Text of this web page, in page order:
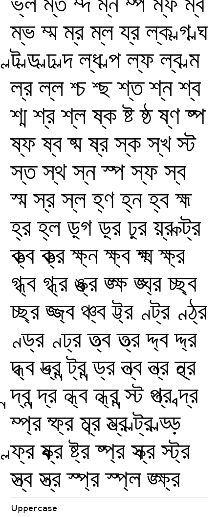
ম্ভ ম্ম ম্র ম্ল য্র ল্ক ল্গ ল্ঘ
ল্ট ল্ড ল্ঢ ল্দ ল্ধ ল্প ল্ফ ল্ব ল্ম
ল্র ল্ল শ্চ শ্ছ শ্ত শ্ন শ্ব
শ্ম শ্র শ্ল ষ্ক ষ্ট ষ্ঠ ষ্ণ ষ্প
ষ্ফ ষ্ব ষ্ম ষ্র স্ক স্খ স্ট
স্ত স্থ স্ন স্প স্ফ স্ব
স্ম স্র স্ল হ্ণ হ্ন হ্ব হ্ম
হ্র হ্ল ড়্গ ড়্র ঢ়্র য়্র ক্ট্র
ক্ত্ব ক্ত্র ক্ষ্ন ক্ষ্ব ক্ষ্ম ক্ষ্র
গ্ধ্ব গ্ধ্র ঙ্ক্র ঙ্ক্ষ ঙ্ঘ্র চ্ছ্ব
চ্ছ্র জ্জ্ব ঞ্চ্ব ট্ট্র ণ্ট্র ণ্ঠ্র
ণ্ড্র ণ্ঢ্র ত্ত্ব ত্ত্র দ্দ্ব দ্দ্র
দ্ধ্ব দ্ভ্র ন্ট্র ন্ড্র ন্ত্ব ন্ত্র ন্থ্র
ন্দ্ব ন্দ্র ন্ধ্ব ন্ধ্র ন্স্ট প্ত্র ব্দ্র
ম্প্র ম্ফ্র ম্ব্র ম্ভ্র ল্ট্র ল্ড্ড়
ল্ফ্র ষ্ক্র ষ্ট্র ষ্প্র স্ক্র স্ট্র
স্ত্ব স্ত্র স্প্র স্প্ল ঙ্ক্ষ্র
Uppercase